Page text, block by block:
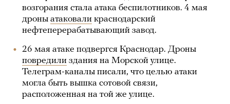
возгорания стала атака беспилотников. 4 мая
дроны атаковали краснодарский
нефтеперерабатывающий завод.
26 мая атаке подвергся Краснодар. Дроны
повредили здания на Морской улице.
Телеграм-каналы писали, что целью атаки
могла быть вышка сотовой связи,
расположенная на той же улице.